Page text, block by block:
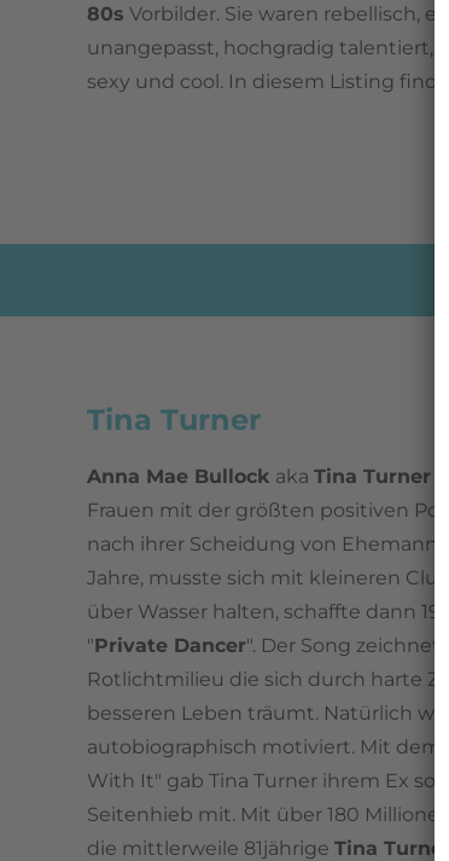
80s Vorbilder. Sie waren rebellisch,
unangepasst, hochgradig talentiert,
sexy und cool. In diesem Listing
Tina Turner
Anna Mae Bullock aka Tina Turner
Frauen mit der größten positiven
nach ihrer Scheidung von Ehemann
Jahre, musste sich mit kleineren
über Wasser halten, schaffte dann
"Private Dancer". Der Song zeichnet
Rotlichtmilieu die sich durch harte
besseren Leben träumt. Natürlich
autobiographisch motiviert. Mit dem
With It" gab Tina Turner ihrem Ex
Seitenhieb mit. Mit über 180
die mittlerweile 81jährige Tina Turner